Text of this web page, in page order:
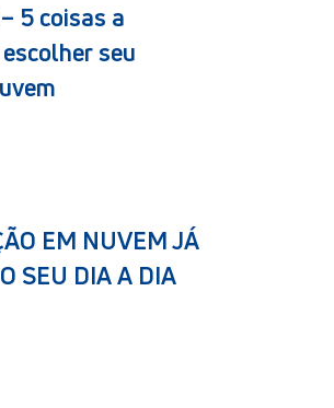
5 coisas a
seu
EM NUVEM JÁ
SEU DIA A DIA